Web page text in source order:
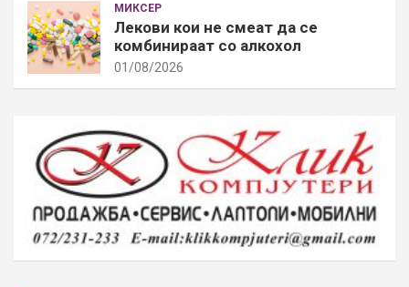
МИКСЕР
Лекови кои не смеат да се
комбинираат со алкохол
01/08/2026